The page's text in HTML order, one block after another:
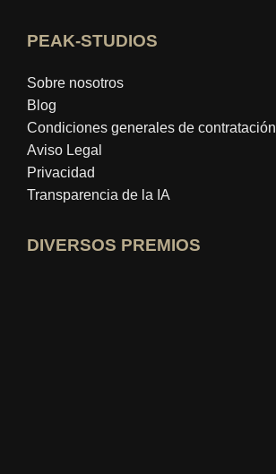
PEAK-STUDIOS
Sobre nosotros
Blog
Condiciones generales de contratación
Aviso Legal
Privacidad
Transparencia de la IA
DIVERSOS PREMIOS